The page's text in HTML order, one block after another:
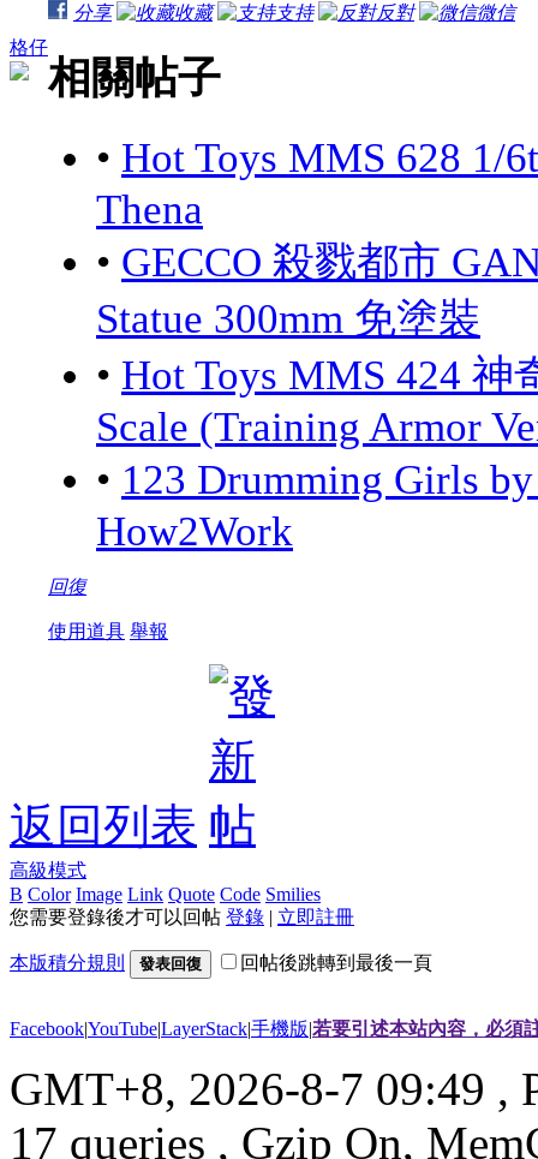
格仔
分享 收藏 支持 反對 微信
相關帖子
• Hot Toys MMS 628 1/
Thena
• GECCO 殺戮都市
Statue 300mm 免塗裝
• Hot Toys MMS 424 神
Scale (Training Armor
• 123 Drumming Girls
How2Work
回復
使用道具 舉報
返回列表
高級模式
B Color Image Link Quote Code Smilies
您需要登錄後才可以回帖 登錄 | 立即註冊
本版積分規則 發表回復 回帖後跳轉到最後一頁
Facebook|YouTube|LayerStack|手機版|若要引述本站內容，必須
GMT+8, 2026-8-7 09:49 ,
17 queries , Gzip On,